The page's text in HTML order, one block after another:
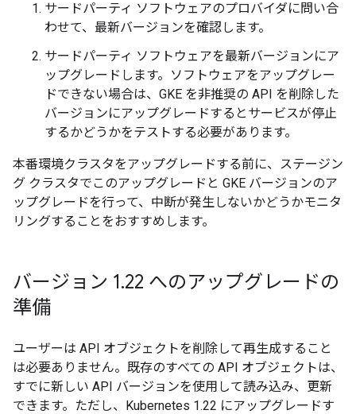
サードパーティ ソフトウェアのプロバイダに問い合
わせて、最新バージョンを確認します。
サードパーティ ソフトウェアを最新バージョンにア
ップグレードします。ソフトウェアをアップグレー
ドできない場合は、GKE を非推奨の API を削除した
バージョンにアップグレードするとサービスが停止
するかどうかをテストする必要があります。
本番環境クラスタをアップグレードする前に、ステージン
グ クラスタでこのアップグレードと GKE バージョンのア
ップグレードを行って、中断が発生しないかどうかモニタ
リングすることをおすすめします。
バージョン 1.22 へのアップグレードの
準備
ユーザーは API オブジェクトを削除して再生成すること
は必要ありません。既存のすべての API オブジェクトは、
すでに新しい API バージョンを使用して読み込み、更新
できます。ただし、Kubernetes 1.22 にアップグレードす